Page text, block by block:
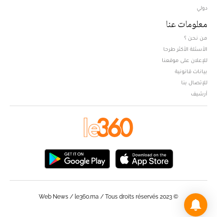
دولي
معلومات عنا
من نحن ؟
الأسئلة الأكثر طرحا
للإعلان على موقعنا
بيانات قانونية
للإتصال بنا
أرشيف
© Web News / le360.ma / Tous droits réservés 2023